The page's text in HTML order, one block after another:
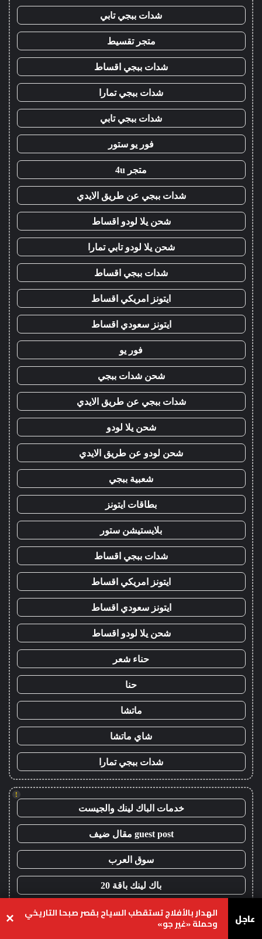
شدات ببجي تابي
متجر تقسيط
شدات ببجي اقساط
شدات ببجي تمارا
شدات ببجي تابي
فور يو ستور
متجر 4u
شدات ببجي عن طريق الايدي
شحن يلا لودو اقساط
شحن يلا لودو تابي تمارا
شدات ببجي اقساط
ايتونز امريكي اقساط
ايتونز سعودي اقساط
فور يو
شحن شدات ببجي
شدات ببجي عن طريق الايدي
شحن يلا لودو
شحن لودو عن طريق الايدي
شعبية ببجي
بطاقات ايتونز
بلايستيشن ستور
شدات ببجي اقساط
ايتونز امريكي اقساط
ايتونز سعودي اقساط
شحن يلا لودو اقساط
حناء شعر
حنا
ماتشا
شاي ماتشا
شدات ببجي تمارا
!
خدمات الباك لينك والجيست
guest post مقال ضيف
سوق العرب
باك لينك باقة 20
اعلانات الباك لينك عاجل الهدار بالأفلاج تستقطب السياح بقصر صبحا التاريخي
وحملة «غير جو» ×